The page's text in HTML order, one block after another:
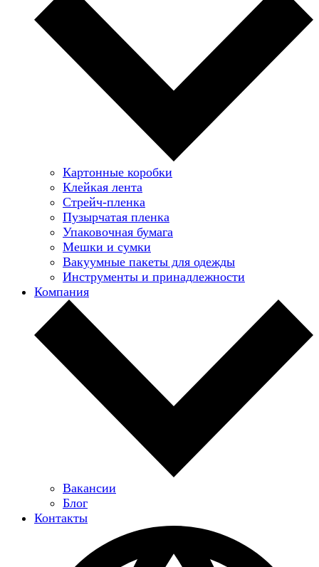
Картонные коробки
Клейкая лента
Стрейч-пленка
Пузырчатая пленка
Упаковочная бумага
Мешки и сумки
Вакуумные пакеты для одежды
Инструменты и принадлежности
Компания
Вакансии
Блог
Контакты